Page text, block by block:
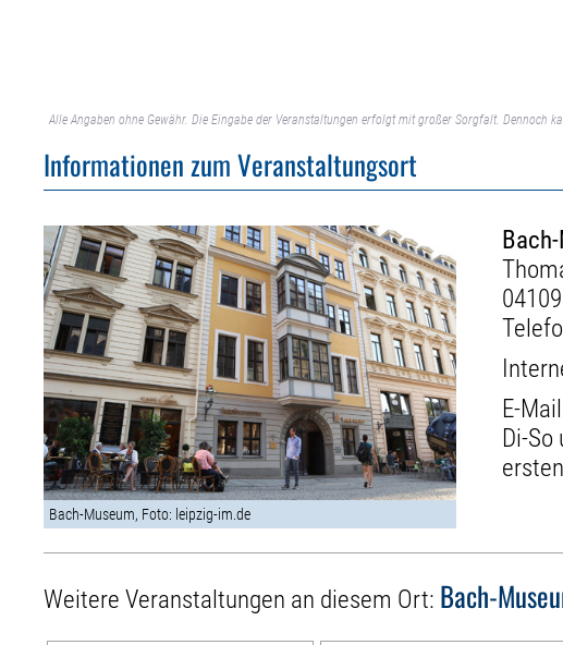
Alle Angaben ohne Gewähr. Die Eingabe der Veranstaltungen erfolgt mit großer Sorgfalt. Dennoch
Informationen zum Veranstaltungsort
Bach-Museum, Foto: leipzig-im.de
E-
Di-So
Weitere Veranstaltungen an diesem Ort: Bach-